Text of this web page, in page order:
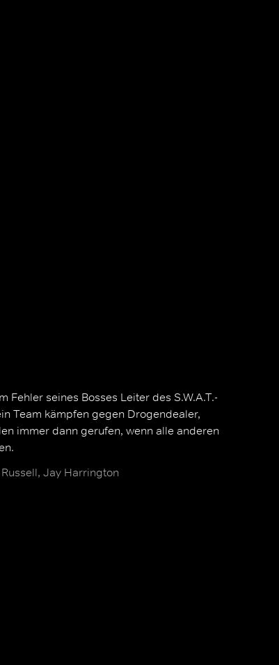
Fehler seines Bosses Leiter des S.W.A.T.-
Team kämpfen gegen Drogendealer,
immer dann gerufen, wenn alle anderen
Jay Harrington